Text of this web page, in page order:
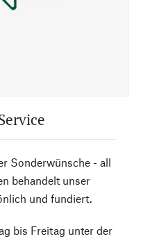
Sonderwünsche - all
behandelt unser
und fundiert.
bis Freitag unter der